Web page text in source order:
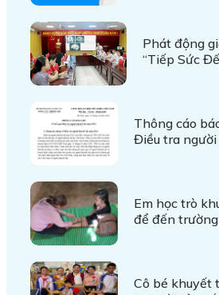
Phát động
“Tiếp Sức
Thông cáo
Điều tra
Em học trò
để đến trường
Cô bé khuyết